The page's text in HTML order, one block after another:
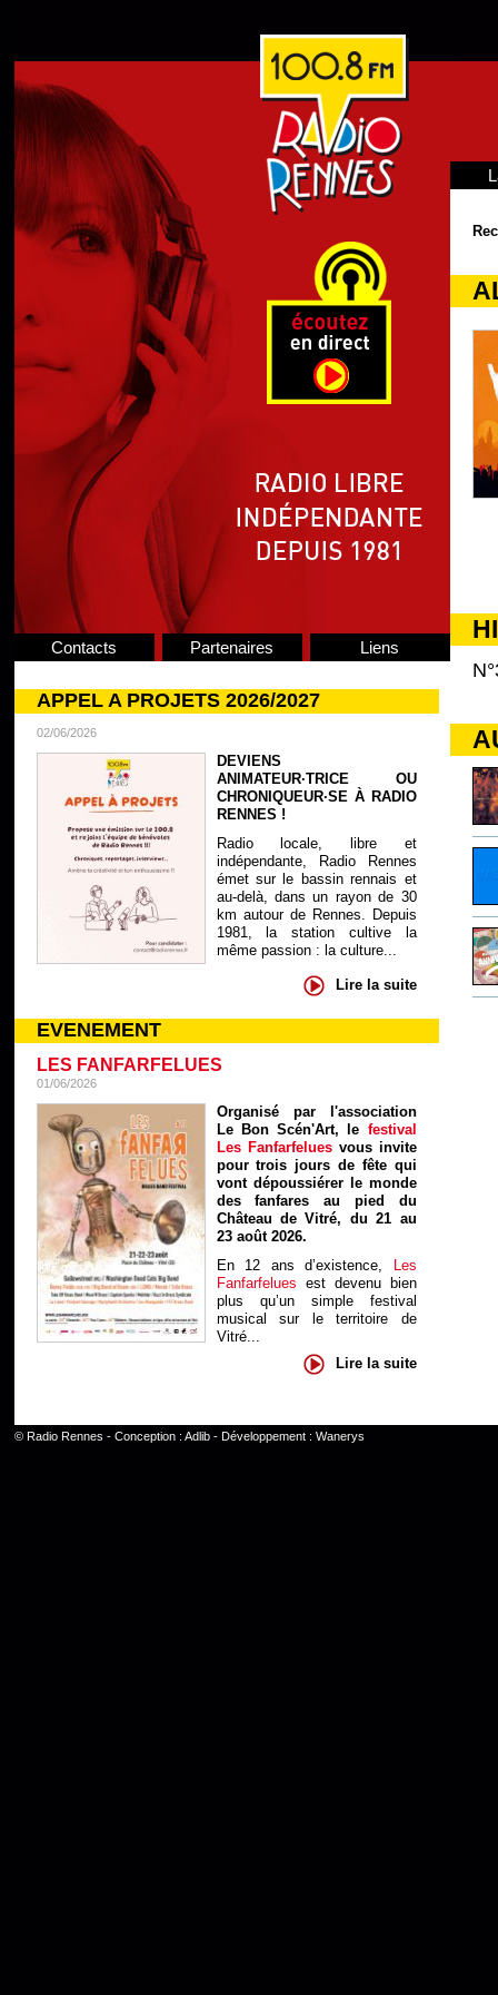
Contacts Partenaires Liens
APPEL A PROJETS 2026/2027
02/06/2026
DEVIENS
ANIMATEUR·TRICE OU
CHRONIQUEUR·SE À RADIO
RENNES !
Radio locale, libre et
indépendante, Radio Rennes
émet sur le bassin rennais et
au-delà, dans un rayon de 30
km autour de Rennes. Depuis
1981, la station cultive la
même passion : la culture...
Lire la suite
EVENEMENT
LES FANFARFELUES
01/06/2026
Organisé par l'association
Le Bon Scén'Art, le festival
Les Fanfarfelues vous invite
pour trois jours de fête qui
vont dépoussiérer le monde
des fanfares au pied du
Château de Vitré, du 21 au
23 août 2026.
En 12 ans d’existence, Les
Fanfarfelues est devenu bien
plus qu’un simple festival
musical sur le territoire de
Vitré...
Lire la suite
© Radio Rennes - Conception : Adlib- Développement : Wanerys